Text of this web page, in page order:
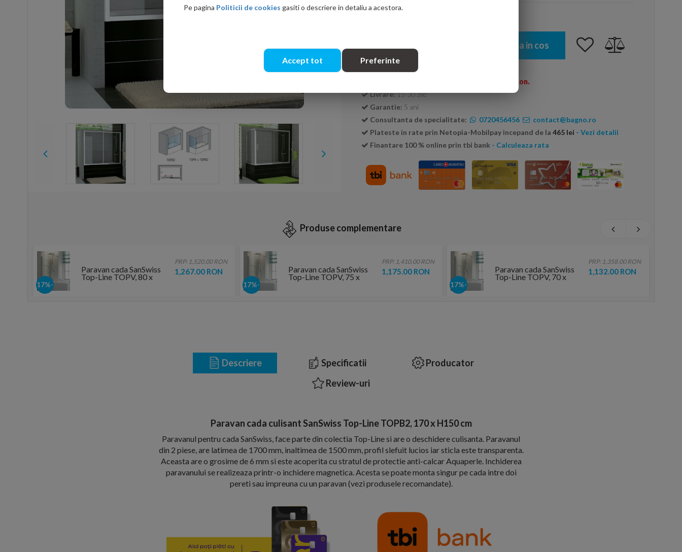
Adauga in cos
Transport GRATUIT la comenzi peste 600 Ron.
Livrare:15-30 zile
Garantie: 5 ani
Consultanta de specialitate:
0720456456
contact@bagno.ro
Plateste in rate prin Netopia-Mobilpay incepand de la 465 lei - Vezi detalii
Finantare 100 % online prin tbi bank - Calculeaza rata
Produse complementare
-17%
Paravan cada SanSwiss
Top-Line TOPV, 70 x
H150 cm
PRP: 1,358.00 RON
1,132.00 RON
-17%
Paravan cada SanSwiss
Top-Line TOPV, 75 x
H150 cm
PRP: 1,410.00 RON
1,175.00 RON
-17%
Paravan cada SanSwiss
Top-Line TOPV, 80 x
H150 cm
PRP: 1,520.00 RON
1,267.00 RON
Descriere Specificatii
Producator
Review-uri
Paravan cada culisant SanSwiss Top-Line TOPB2, 170 x H150 cm
Paravanul pentru cada SanSwiss, face parte din colectia Top-Line si are o deschidere culisanta. Paravanul
din 2 piese, are latimea de 1700 mm, inaltimea de 1500 mm, profil slefuit lucios iar sticla este transparenta.
Aceasta are o grosime de 6 mm si este acoperita cu stratul de protectie anti-calcar Aquaperle. Inchiderea
paravanului se realizeaza printr-o inchidere magnetica. Acesta se poate monta singur pe cada intre doi
pereti sau impreuna cu un paravan (vezi produsele recomandate).
Pe pagina Politicii de cookies gasiti o descriere in detaliu a acestora.
Accept tot Preferinte